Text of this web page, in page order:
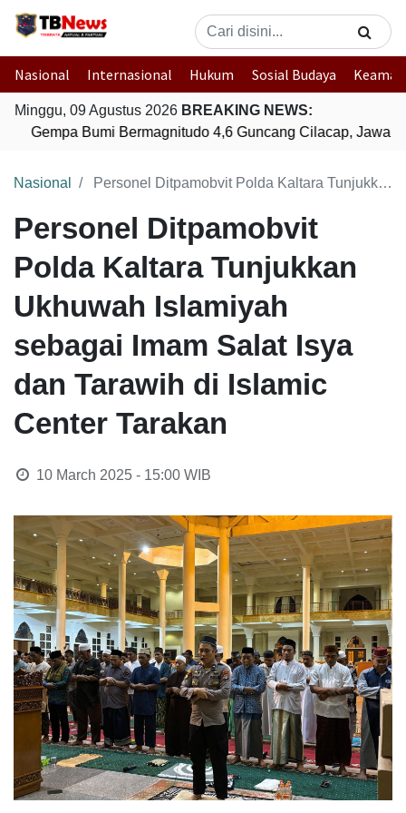
Nasional Internasional Hukum Sosial Budaya
Minggu, 09 Agustus 2026 BREAKING NEWS:
Gempa Bumi Bermagnitudo 4,6 Guncang Cilacap, Jawa
Nasional Personel Ditpamobvit Polda Kaltara Tunjukkan Ukhuwah Islamiyah sebagai Imam Salat Isya dan Tarawih di Islamic Center Tarakan
Personel Ditpamobvit
Polda Kaltara Tunjukkan
Ukhuwah Islamiyah
sebagai Imam Salat Isya
dan Tarawih di Islamic
Center Tarakan
10 March 2025 - 15:00WIB